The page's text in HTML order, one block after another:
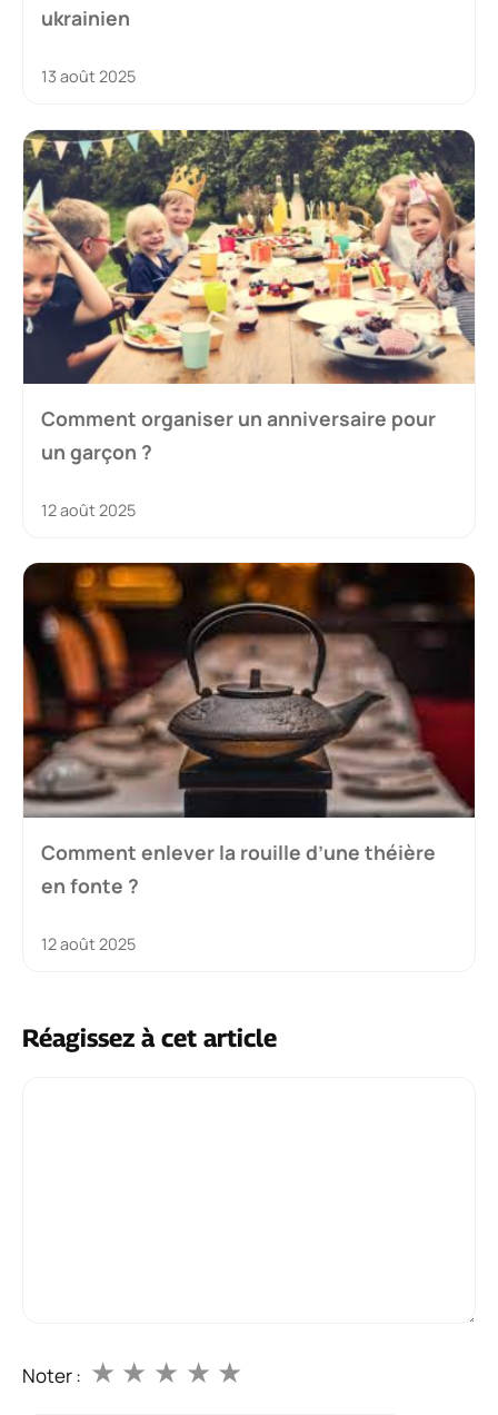
ukrainien
13 août 2025
Comment organiser un anniversaire pour
un garçon ?
12 août 2025
Comment enlever la rouille d’une théière
en fonte ?
12 août 2025
Réagissez à cet article
Noter : ★
★
★
★
★